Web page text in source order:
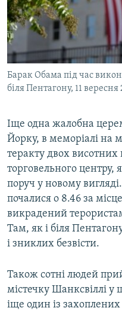
Барак Обама під час
біля Пентагону, 11 вересня
Іще одна жалобна
Йорку, в меморіалі на
теракту двох висотних
торговельного центру,
поруч у новому
почалися о 8.46 за
викрадений
Там, як і біля
і зниклих безвісти.
Також сотні людей
містечку Шанксвіллі у
іще один із захоплених